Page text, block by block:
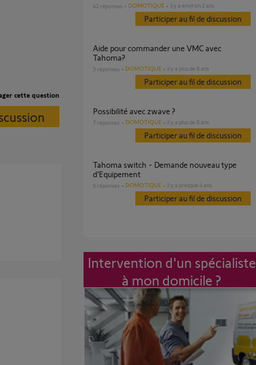
cette question
42 réponses DOMOTIQUE il y a environ 2 ans
Participer au fil de discussion
Aide pour commander une VMC avec
Tahoma?
5 réponses DOMOTIQUE il y a plus de 8 ans
Participer au fil de discussion
Possibilité avec zwave ?
7 réponses DOMOTIQUE il y a plus de 8 ans
Participer au fil de discussion
Tahoma switch - Demande nouveau type
d’Equipement
6 réponses DOMOTIQUE il y a presque 4 ans
Participer au fil de discussion
Intervention d'un spécialiste
à mon domicile ?